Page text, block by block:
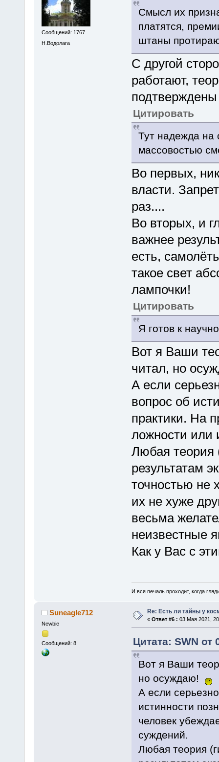
Сообщений: 1767
Н.Водолага
Смысл их
платятся,
штаны
С другой
работают,
подтверждены
Цитировать
Тут надежда на
массовостью
Во первых,
власти.
раз....
Во вторых, и
важнее
есть,
такое свет
лампочки!
Цитировать
Я готов к
Вот я Ваши
читал, но
А если
вопрос об
практики. На
ложности или
Любая теория
результатам
точностью не
их не хуже
весьма
неизвестные
Как у Вас с
И вся печаль проходит, когда
Suneagle712
Newbie
Сообщений: 8
Re: Есть ли тайны у
« Ответ #6 : 03 Мая 2021,
Цитата: SWN от
Вот я Ваши
но осуждаю!
А если
истинности
человек
суждений.
Любая теория